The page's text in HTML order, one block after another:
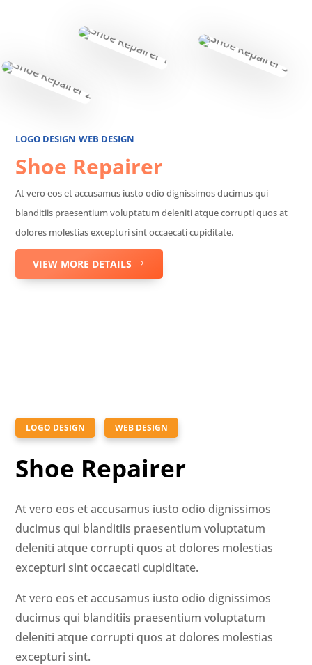
LOGO DESIGN WEB DESIGN
Shoe Repairer
At vero eos et accusamus iusto odio dignissimos ducimus qui
blanditiis praesentium voluptatum deleniti atque corrupti quos at
dolores molestias excepturi sint occaecati cupiditate.
VIEW MORE DETAILS
LOGO DESIGN WEB DESIGN
Shoe Repairer
At vero eos et accusamus iusto odio dignissimos
ducimus qui blanditiis praesentium voluptatum
deleniti atque corrupti quos at dolores molestias
excepturi sint occaecati cupiditate.
At vero eos et accusamus iusto odio dignissimos
ducimus qui blanditiis praesentium voluptatum
deleniti atque corrupti quos at dolores molestias
excepturi sint.